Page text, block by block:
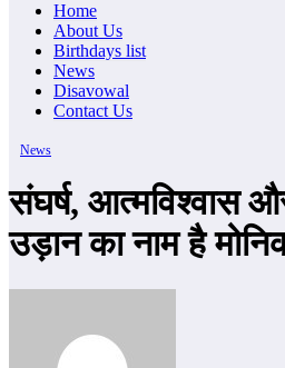
Home
About Us
Birthdays list
News
Disavowal
Contact Us
News
संघर्ष, आत्मविश्वास
उड़ान का नाम है